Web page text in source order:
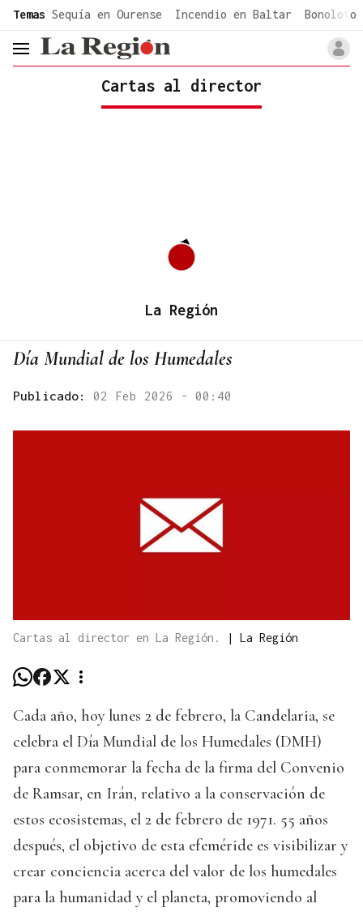
common.go-to-content
Temas Sequía en Ourense Incendio en Baltar Bonoloto
header.menu.open
Cartas al director
La Región
Día Mundial de los Humedales
Publicado: 02 Feb 2026 - 00:40
Cartas al director en La Región. | La Región
Cada año, hoy lunes 2 de febrero, la Candelaria, se
celebra el Día Mundial de los Humedales (DMH)
para conmemorar la fecha de la firma del Convenio
de Ramsar, en Irán, relativo a la conservación de
estos ecosistemas, el 2 de febrero de 1971. 55 años
después, el objetivo de esta efeméride es visibilizar y
crear conciencia acerca del valor de los humedales
para la humanidad y el planeta, promoviendo al